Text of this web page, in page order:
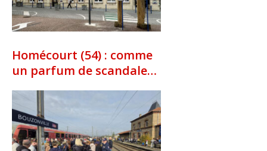
Homécourt (54) : comme
un parfum de scandale…